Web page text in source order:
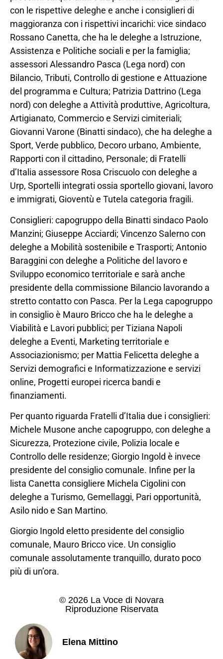
con le rispettive deleghe e anche i consiglieri di
maggioranza con i rispettivi incarichi: vice sindaco
Rossano Canetta, che ha le deleghe a Istruzione,
Assistenza e Politiche sociali e per la famiglia;
assessori Alessandro Pasca (Lega nord) con
Bilancio, Tributi, Controllo di gestione e Attuazione
del programma e Cultura; Patrizia Dattrino (Lega
nord) con deleghe a Attività produttive, Agricoltura,
Artigianato, Commercio e Servizi cimiteriali;
Giovanni Varone (Binatti sindaco), che ha deleghe a
Sport, Verde pubblico, Decoro urbano, Ambiente,
Rapporti con il cittadino, Personale; di Fratelli
d’Italia assessore Rosa Criscuolo con deleghe a
Urp, Sportelli integrati ossia sportello giovani, lavoro
e immigrati, Gioventù e Tutela categoria fragili.
Consiglieri: capogruppo della Binatti sindaco Paolo
Manzini; Giuseppe Acciardi; Vincenzo Salerno con
deleghe a Mobilità sostenibile e Trasporti; Antonio
Baraggini con deleghe a Politiche del lavoro e
Sviluppo economico territoriale e sarà anche
presidente della commissione Bilancio lavorando a
stretto contatto con Pasca. Per la Lega capogruppo
in consiglio è Mauro Bricco che ha le deleghe a
Viabilità e Lavori pubblici; per Tiziana Napoli
deleghe a Eventi, Marketing territoriale e
Associazionismo; per Mattia Felicetta deleghe a
Servizi demografici e Informatizzazione e servizi
online, Progetti europei ricerca bandi e
finanziamenti.
Per quanto riguarda Fratelli d’Italia due i consiglieri:
Michele Musone anche capogruppo, con deleghe a
Sicurezza, Protezione civile, Polizia locale e
Controllo delle residenze; Giorgio Ingold è invece
presidente del consiglio comunale. Infine per la
lista Canetta consigliere Michela Cigolini con
deleghe a Turismo, Gemellaggi, Pari opportunità,
Asilo nido e San Martino.
Giorgio Ingold eletto presidente del consiglio
comunale, Mauro Bricco vice. Un consiglio
comunale assolutamente tranquillo, durato poco
più di un’ora.
© 2026 La Voce di Novara
Riproduzione Riservata
Elena Mittino